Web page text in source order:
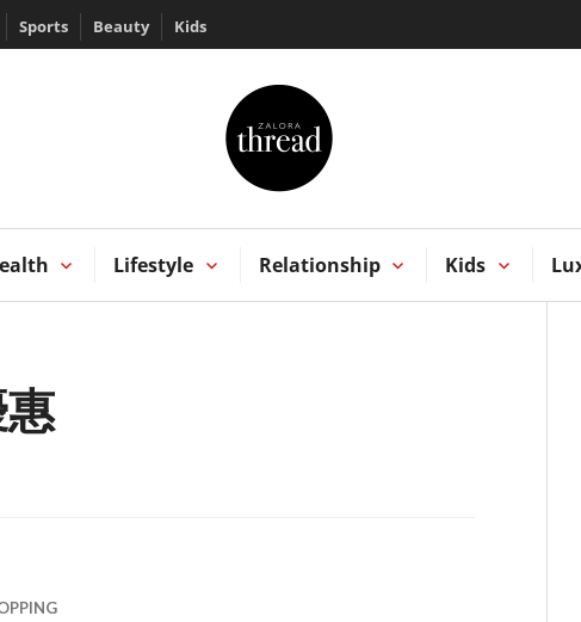
Sports Beauty Kids
THREAD by ZALORA
Kong
Lifestyle Relationship Kids